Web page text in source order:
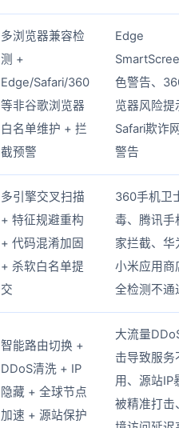
多浏览器兼容检
测 +
Edge/Safari/360
等非谷歌浏览器
白名单维护 + 拦
截预警
Edge
色警告、
览器风险提
Safari欺诈
警告
多引擎交叉扫描
+ 特征规避重构
+ 代码混淆加固
+ 杀软白名单提
交
360手机卫
毒、腾讯手
家拦截、华
小米应用商
全检测不通
智能路由切换 +
DDoS清洗 + IP
隐藏 + 全球节点
加速 + 源站保护
大流量
击导致服务
用、源站IP
被精准打击